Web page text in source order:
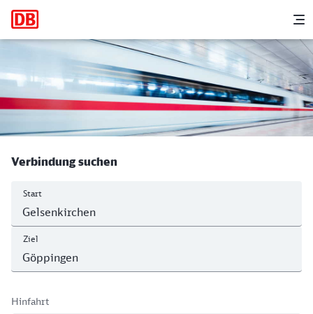
Hauptnavigation
Gelsenkirchen Hbf - Göppingen
Verbindung suchen
Start
Ziel
Hinfahrt